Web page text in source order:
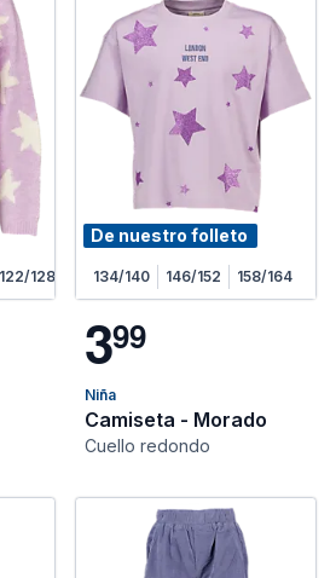
122/128
De nuestro folleto
134/140 146/152 158/164
399
Niña
Camiseta - Morado
Cuello redondo